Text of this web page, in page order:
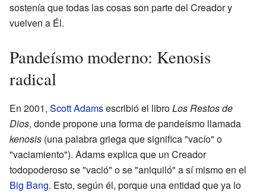
sostenía que todas las cosas son parte del Creador y
vuelven a Él.
Pandeísmo moderno: Kenosis
radical
En 2001, Scott Adamsescribió el libroLos Restos de
Dios, donde propone una forma de pandeísmo llamada
kenosis (una palabra griega que significa "vacío" o
"vaciamiento"). Adams explica que un Creador
todopoderoso se "vació" o se "aniquiló" a sí mismo en el
Big Bang. Esto, según él, porque una entidad que ya lo